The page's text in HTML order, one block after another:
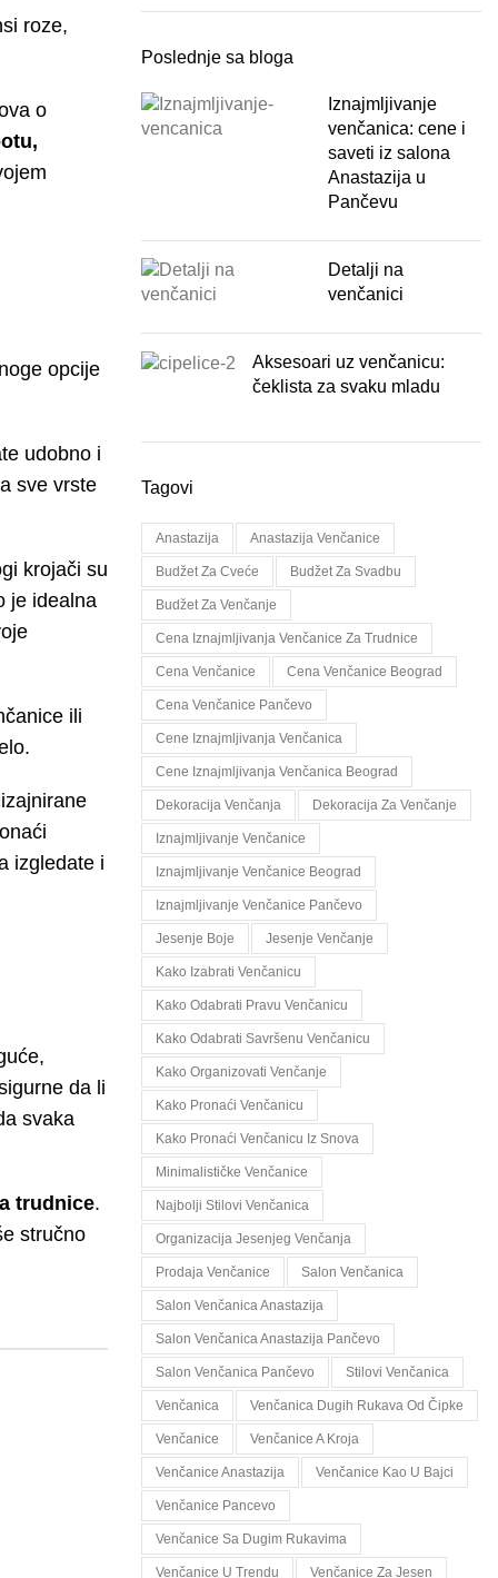
roze,
o
opcije
udobno i
sve vrste
krojači su
je idealna
ili
izgledate i
da li
svaka
trudnice.
stručno
Poslednje sa bloga
Iznajmljivanje
venčanica: cene i
saveti iz salona
Anastazija u
Pančevu
Detalji na
venčanici
Aksesoari uz venčanicu:
čeklista za svaku mladu
Tagovi
Anastazija Anastazija Venčanice
Budžet Za Cveće Budžet Za Svadbu
Budžet Za Venčanje
Cena Iznajmljivanja Venčanice Za Trudnice
Cena Venčanice Cena Venčanice Beograd
Cena Venčanice Pančevo
Cene Iznajmljivanja Venčanica
Cene Iznajmljivanja Venčanica Beograd
Dekoracija Venčanja Dekoracija Za Venčanje
Iznajmljivanje Venčanice
Iznajmljivanje Venčanice Beograd
Iznajmljivanje Venčanice Pančevo
Jesenje Boje Jesenje Venčanje
Kako Izabrati Venčanicu
Kako Odabrati Pravu Venčanicu
Kako Odabrati Savršenu Venčanicu
Kako Organizovati Venčanje
Kako Pronaći Venčanicu
Kako Pronaći Venčanicu Iz Snova
Minimalističke Venčanice
Najbolji Stilovi Venčanica
Organizacija Jesenjeg Venčanja
Prodaja Venčanice Salon Venčanica
Salon Venčanica Anastazija
Salon Venčanica Anastazija Pančevo
Salon Venčanica Pančevo Stilovi Venčanica
Venčanica Venčanica Dugih Rukava Od Čipke
Venčanice Venčanice A Kroja
Venčanice Anastazija Venčanice Kao U Bajci
Venčanice Pancevo
Venčanice Sa Dugim Rukavima
Venčanice U Trendu Venčanice Za Jesen